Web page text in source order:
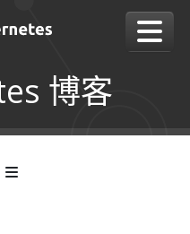
博客